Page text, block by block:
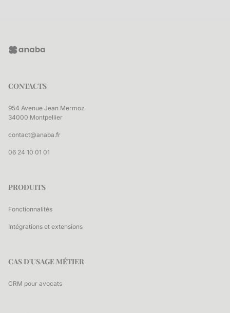
CONTACTS
954 Avenue Jean Mermoz
34000 Montpellier
contact@anaba.fr
06 24 10 01 01
PRODUITS
Fonctionnalités
Intégrations et extensions
CAS D'USAGE MÉTIER
CRM pour avocats